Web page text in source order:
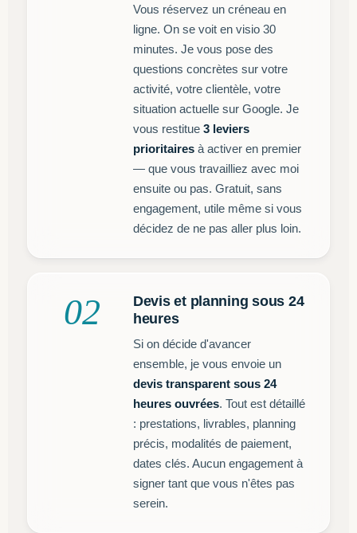
Vous réservez un créneau en
ligne. On se voit en visio 30
minutes. Je vous pose des
questions concrètes sur votre
activité, votre clientèle, votre
situation actuelle sur Google. Je
vous restitue 3 leviers
prioritaires à activer en premier
— que vous travailliez avec moi
ensuite ou pas. Gratuit, sans
engagement, utile même si vous
décidez de ne pas aller plus loin.
02
Devis et planning sous 24
heures
Si on décide d'avancer
ensemble, je vous envoie un
devis transparent sous 24
heures ouvrées. Tout est détaillé
: prestations, livrables, planning
précis, modalités de paiement,
dates clés. Aucun engagement à
signer tant que vous n'êtes pas
serein.